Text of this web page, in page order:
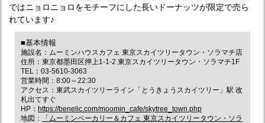
ではニョロニョロをモチーフにした長いドーナッツが限定で売ら
れています♪
■基本情報
施設名：ムーミンハウスカフェ 東京スカイツリータウン・ソラマチ店
住所：東京都墨田区押上1-1-2 東京スカイツリータウン・ソラマチ1F
TEL：03-5610-3063
営業時間：8:00～22:30
アクセス：東武スカイツリーライン「とうきょうスカイツリー」駅 改
札出てすぐ
HP： https://benelic.com/moomin_cafe/skytree_town.php
地図：
「ムーミンベーカリー＆カフェ 東京スカイツリータウン・ソラ